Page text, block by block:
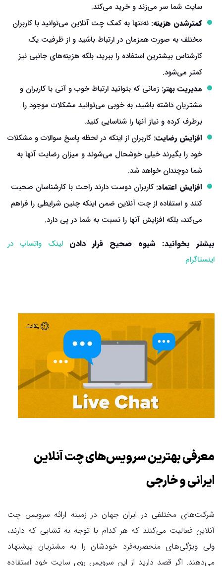
سایت شما سر می‌زند و خرید می‌کند.
کمترشدن هزینه: نه‌تنها به کمک چت آنلاین می‌توانید با کاربران
مختلف به صورت همز‌مان در ارتباط باشید و از ظرفیت یک
کارشناس بیشترین استفاده را ببرید، بلکه هزینه‌های جانبی نیز
کمتر می‌شود.
مدیریت بهتر: زمانی که بتوانید ارتباط خوب و آنی با کاربران و
مشتریان داشته باشید، به خوبی می‌توانید مشکلات موجود را
برطرف کرده و نیاز آنها را شناسایی کنید.
افزایش رضایت: کاربران از اینکه در لحظه پاسخ سوالات و مشکلات
خود را بگیرند خیلی خوشحال می‌شوند و میزان رضایت آنها به
شما دوچندان خواهد شد.
افزایش اعتماد: کاربران دوست دارند راحت با کارشناسان صحبت
کنند و استفاده از چت آنلاین ضمن اینکه چنین شرایطی را فراهم
می‌کند، بلکه افزایش آنها را نسبت به شما در پی دارد.
بیشتر بخوانید: شیوه صحیح قرار دادن لینک واتساپ در
اینستاگرام
معرفی بهترین سرویس‌های چت آنلاین
ایرانی و خارجی
شرکت‌های مختلفی در ایران جهان در زمینه ارائه سرویس‌ چت
آنلاین فعالیت می‌کنند که هر کدام با توجه به تشابی که دارند،
ولی ویژگی‌های منحصربه‌فرد خودشان را به مشتریان پیشنهاد
می‌دهند. اگر قصد دارید از این سرویس روی سایت خود استفاده